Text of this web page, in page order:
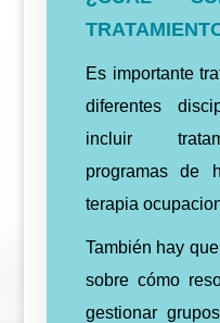
Es importante
diferentes
incluir
programas de
terapia
También hay
sobre cómo
gestionar